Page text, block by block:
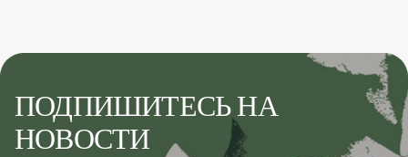
ПОДПИШИТЕСЬ НА
НОВОСТИ